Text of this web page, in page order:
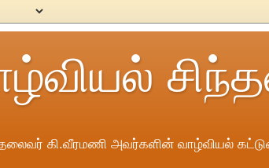
தலைவர் கி.வீரமணி அவர்களின் வாழ்வியல்